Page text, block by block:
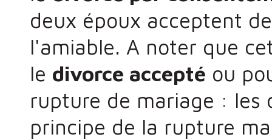
deux époux acceptent
l'amiable. A noter que
le divorce accepté ou
rupture de mariage : les
principe de la rupture